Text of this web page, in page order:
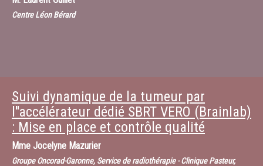
Centre Léon Bérard
Suivi dynamique de la tumeur par
l''accélérateur dédié SBRT VERO (Brainlab)
: Mise en place et contrôle qualité
Mme Jocelyne Mazurier
Groupe Oncorad-Garonne, Service de radiothérapie - Clinique Pasteur,